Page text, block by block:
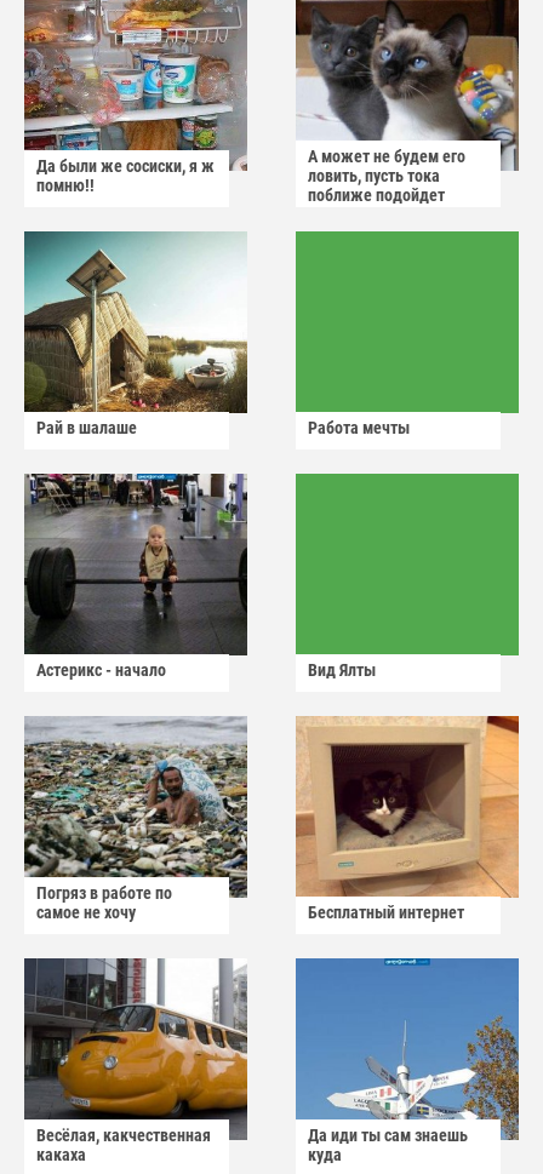
Да были же сосиски, я ж
помню!!
А может не будем его
ловить, пусть тока
поближе подойдет
Рай в шалаше Работа мечты
Астерикс - начало Вид Ялты
Погряз в работе по
самое не хочу
Бесплатный интернет
Весёлая, какчественная
какаха
Да иди ты сам знаешь
куда